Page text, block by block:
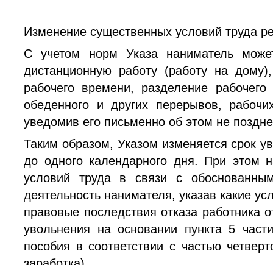
Изменение существенных условий труда
С учетом норм Указа наниматель
дистанционную работу (работу на
рабочего времени, разделение
обеденного и других перерывов,
уведомив его письменно об этом не
Таким образом, Указом изменяется срок
до одного календарного дня. При этом
условий труда в связи с
деятельность нанимателя, указав какие
правовые последствия отказа
увольнения на основании пункта 5
пособия в соответствии с частью